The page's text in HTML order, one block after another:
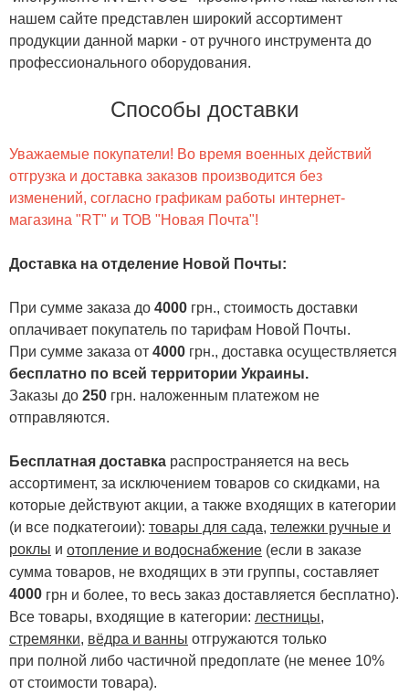
нашем сайте представлен широкий ассортимент
продукции данной марки - от ручного инструмента до
профессионального оборудования.
Способы доставки
Уважаемые покупатели! Во время военных действий
отгрузка и доставка заказов производится без
изменений, согласно графикам работы интернет-
магазина "RT" и ТОВ "Новая Почта"!
Доставка на отделение Новой Почты:
При сумме заказа до 4000 грн., стоимость доставки
оплачивает покупатель по тарифам Новой Почты.
При сумме заказа от 4000 грн., доставка осуществляется
бесплатно по всей территории Украины.
Заказы до 250 грн. наложенным платежом не
отправляются.
Бесплатная доставка распространяется на весь
ассортимент, за исключением товаров со скидками, на
которые действуют акции, а также входящих в категории
(и все подкатегоии): товары для сада, тележки ручные и
роклы и отопление и водоснабжение (если в заказе
сумма товаров, не входящих в эти группы, составляет
4000 грн и более, то весь заказ доставляется бесплатно).
Все товары, входящие в категории: лестницы,
стремянки, вёдра и ванны отгружаются только
при полной либо частичной предоплате (не менее 10%
от стоимости товара).